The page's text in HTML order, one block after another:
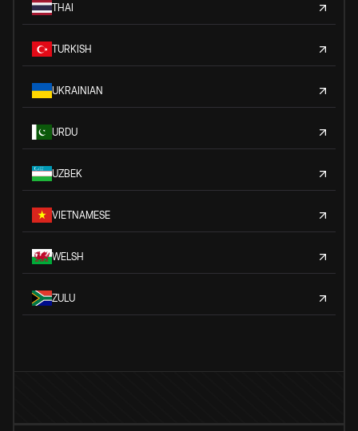
THAI
TURKISH
UKRAINIAN
URDU
UZBEK
VIETNAMESE
WELSH
ZULU